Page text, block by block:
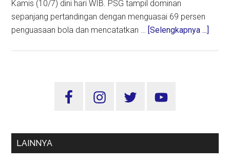
Kamis (10/7) dini hari WIB. PSG tampil dominan
sepanjang pertandingan dengan menguasai 69 persen
penguasaan bola dan mencatatkan … [Selengkapnya ...]
Usai
Sidebar
LAINNYA